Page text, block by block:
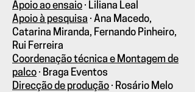
Apoio ao ensaio · Liliana Leal
Apoio à pesquisa · Ana Macedo,
Catarina Miranda, Fernando Pinheiro,
Rui Ferreira
Coordenação técnica e Montagem de
palco · Braga Eventos
Direcção de produção · Rosário Melo